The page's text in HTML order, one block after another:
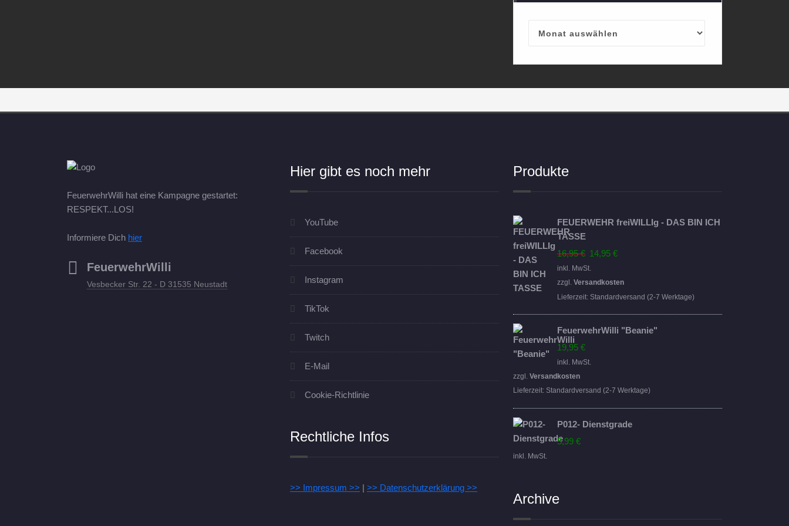
FeuerwehrWilli hat eine Kampagne gestartet:
RESPEKT...LOS!
Informiere Dich hier
FeuerwehrWilli
Vesbecker Str. 22 - D 31535 Neustadt
Hier gibt es noch mehr
YouTube
Facebook
Instagram
TikTok
Twitch
E-Mail
Cookie-Richtlinie
Rechtliche Infos
>> Impressum >> | >> Datenschutzerklärung >>
Produkte
FEUERWEHR freiWILLIg - DAS BIN ICH
TASSE
16,95€ Ursprünglicher
Preis
war:
16,95 €
14,95 €
ist:
14,95 €.
inkl. MwSt.
zzgl. Versandkosten
Lieferzeit: Standardversand (2-7 Werktage)
FeuerwehrWilli "Beanie"
19,95 €
inkl. MwSt.
zzgl. Versandkosten
Lieferzeit: Standardversand (2-7 Werktage)
P012- Dienstgrade
5,99 €
inkl. MwSt.
Archive